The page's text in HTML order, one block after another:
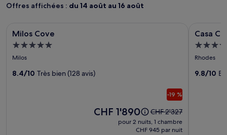
Offres affichées : du 14 août au 16 août
Galerie
d’images
de
l’hébergement
Milos
Milos Cove
Hébergement
5.0 étoiles
Milos
8.4/10 Très bien (128 avis)
-19 %
Le
CHF 1'890
Le
prix
était
CHF 2'327
pour 2 nuits, 1 chambre
CHF 945 par nuit
Galerie
de
Casa
Casa
5.0
Rhodes
9.8/10